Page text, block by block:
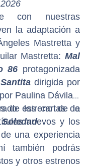
con nuestras
la adaptación a
Mastretta y
Mastretta: Mal
86 protagonizada
Santita dirigida por
Paulina Dávila y
estreno de la
.
de las cartas de
nuevos y los
una experiencia
también podrás
y otros estrenos